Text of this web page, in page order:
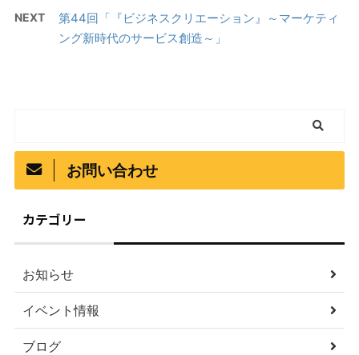
NEXT
第44回「『ビジネスクリエーション』～マーケティ
ング新時代のサービス創造～」
お問い合わせ
カテゴリー
お知らせ
イベント情報
ブログ